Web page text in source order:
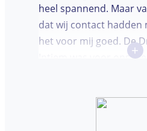
heel spannend. Maar
dat wij contact hadden
het voor mij goed. De
Intiem was voor ons
je geld. De gasten
+